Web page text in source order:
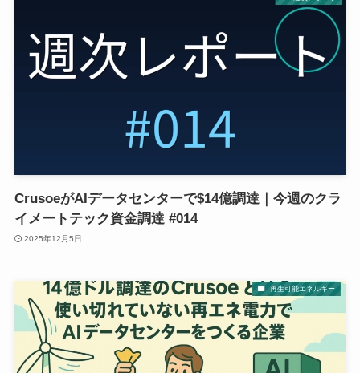
CrusoeがAIデータセンターで$14億調達｜今週のクラ
イメートテック資金調達 #014
2025年12月5日
再生可能エネルギー